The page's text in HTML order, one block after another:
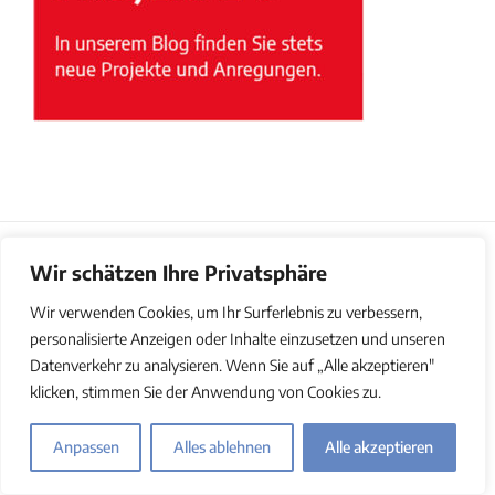
Wir schätzen Ihre Privatsphäre
Wir verwenden Cookies, um Ihr Surferlebnis zu verbessern,
personalisierte Anzeigen oder Inhalte einzusetzen und unseren
Datenverkehr zu analysieren. Wenn Sie auf „Alle akzeptieren"
klicken, stimmen Sie der Anwendung von Cookies zu.
Anpassen Alles ablehnen Alle akzeptieren
© Copyright 2011-2025 | REFLECTO | All Rights Reserved |
Impressum
Datenschutz | AGB |Barrierefreiheitserklärung